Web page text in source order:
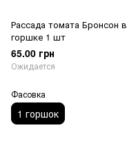
Рассада томата Бронсон в
горшке 1 шт
65.00 грн
Ожидается
Фасовка
1 горшок